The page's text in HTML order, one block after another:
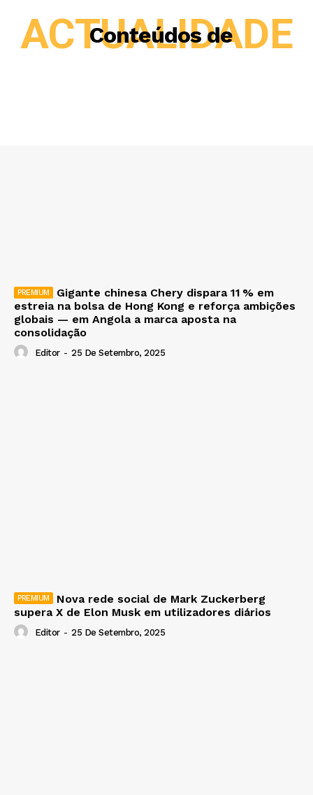
Conteúdos de
ACTUALIDADE
Gigante chinesa Chery dispara 11 % em
estreia na bolsa de Hong Kong e reforça ambições
globais — em Angola a marca aposta na
consolidação
Editor - 25 De Setembro, 2025
Nova rede social de Mark Zuckerberg
supera X de Elon Musk em utilizadores diários
Editor - 25 De Setembro, 2025